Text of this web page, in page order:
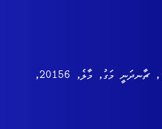
އެލައިޑް ބިލްޑިންގ (8ވަނަ ފަންގިފިލާ), ޗާނދަނީ މަގު, މާލެ, 20156,